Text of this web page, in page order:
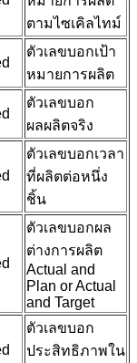
ตามไซเคิลไทม์
ตัวเลขบอกเป้า
หมายการผลิต
ตัวเลขบอก
ผลผลิตจริง
ตัวเลขบอกเวลา
ที่ผลิตต่อหนึ่ง
ชิ้น
ตัวเลขบอกผล
ต่างการผลิต
Actual and
Plan or Actual
and Target
ตัวเลขบอก
ประสิทธิภาพใน